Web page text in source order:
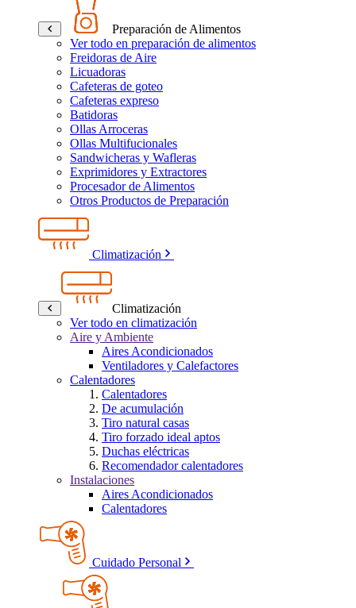
Preparación de Alimentos
Ver todo en preparación de alimentos
Freidoras de Aire
Licuadoras
Cafeteras de goteo
Cafeteras expreso
Batidoras
Ollas Arroceras
Ollas Multifucionales
Sandwicheras y Wafleras
Exprimidores y Extractores
Procesador de Alimentos
Otros Productos de Preparación
Climatización
Climatización
Ver todo en climatización
Aire y Ambiente
Aires Acondicionados
Ventiladores y Calefactores
Calentadores
Calentadores
De acumulación
Tiro natural casas
Tiro forzado ideal aptos
Duchas eléctricas
Recomendador calentadores
Instalaciones
Aires Acondicionados
Calentadores
Cuidado Personal